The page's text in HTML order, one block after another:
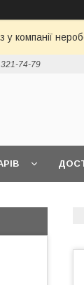
у компанії
74-79